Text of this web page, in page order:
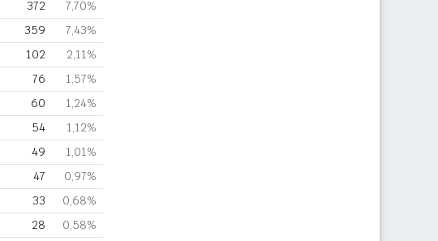
372
7,70%
359
7,43%
102
2,11%
76
1,57%
60
1,24%
54
1,12%
49
1,01%
47
0,97%
33
0,68%
28
0,58%